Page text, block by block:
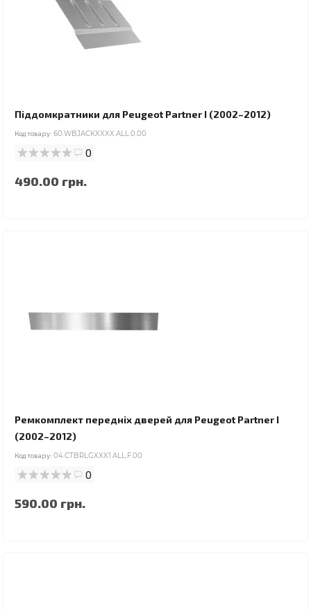
Піддомкратники для Peugeot Partner I (2002–2012)
Код товару: 60.WBJACKXXXX.ALL.0.00
0
490.00 грн.
Ремкомплект передніх дверей для Peugeot Partner I
(2002–2012)
Код товару: 04.CTBRLGXXX1.ALL.F.00
0
590.00 грн.